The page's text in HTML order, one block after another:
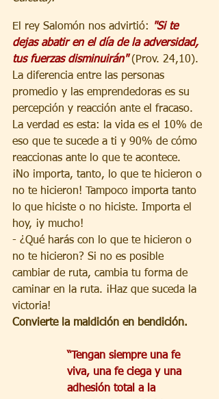
El rey Salomón nos advirtió:
"Si te
dejas abatir en el día de la adversidad,
tus fuerzas disminuirán" (Prov. 24,10).
La diferencia entre las personas
promedio y las emprendedoras es su
percepción y reacción ante el fracaso.
La verdad es esta: la vida es el 10% de
eso que te sucede a ti y 90% de cómo
reaccionas ante lo que te acontece.
¡No importa, tanto, lo que te hicieron o
no te hicieron! Tampoco importa tanto
lo que hiciste o no hiciste. Importa el
hoy, ¡y mucho!
- ¿Qué harás con lo que te hicieron o
no te hicieron? Si no es posible
cambiar de ruta, cambia tu forma de
caminar en la ruta. ¡Haz que suceda la
victoria!
Convierte la maldición en bendición.
“Tengan siempre una fe
viva, una fe ciega y una
adhesión total a la